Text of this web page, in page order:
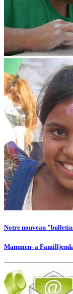
Notre nouveau
Mammen- a